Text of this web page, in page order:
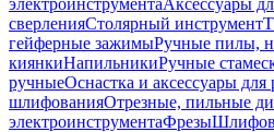
электроинструментаАксессуары
сверленияСтолярный инструмент
гейферные зажимыРучные пилы,
киянкиНапильникиРучные
ручныеОснастка и аксессуары для
шлифованияОтрезные, пильные
электроинструментаФрезы